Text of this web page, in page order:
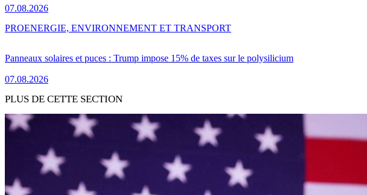
07.08.2026
Panneaux solaires et puces : Trump impose 15% de taxes sur le polysilicium
07.08.2026
PROENERGIE, ENVIRONNEMENT ET TRANSPORT
PLUS DE CETTE SECTION